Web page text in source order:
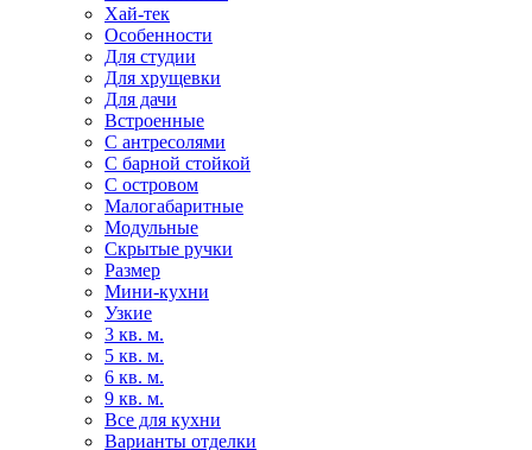
Хай-тек
Особенности
Для студии
Для хрущевки
Для дачи
Встроенные
С антресолями
С барной стойкой
С островом
Малогабаритные
Модульные
Скрытые ручки
Размер
Мини-кухни
Узкие
3 кв. м.
5 кв. м.
6 кв. м.
9 кв. м.
Все для кухни
Варианты отделки